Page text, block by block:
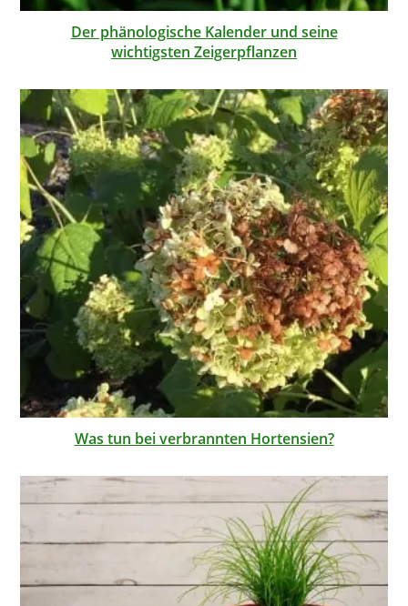
Der phänologische Kalender und seine
wichtigsten Zeigerpflanzen
Was tun bei verbrannten Hortensien?